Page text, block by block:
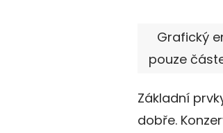
Grafický
pouze
Základní
dobře.